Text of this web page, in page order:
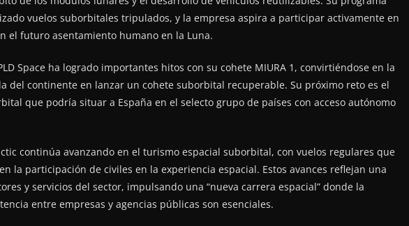
vuelos suborbitales tripulados, y la empresa aspira a participar activamente en
el futuro asentamiento humano en la Luna.
Space ha logrado importantes hitos con su cohete MIURA 1, convirtiéndose en la
del continente en lanzar un cohete suborbital recuperable. Su próximo reto es el
que podría situar a España en el selecto grupo de países con acceso autónomo
continúa avanzando en el turismo espacial suborbital, con vuelos regulares que
la participación de civiles en la experiencia espacial. Estos avances reflejan una
y servicios del sector, impulsando una “nueva carrera espacial” donde la
entre empresas y agencias públicas son esenciales.